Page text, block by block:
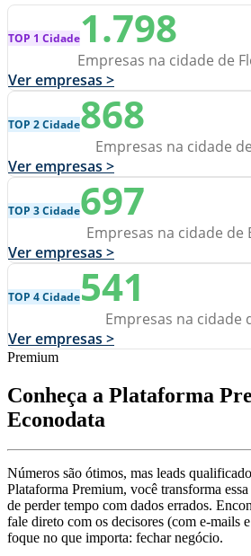
TOP 1 Cidade1.798
Empresas na cidade de
Ver empresas >
TOP 2 Cidade868
Empresas na cidade
Ver empresas >
TOP 3 Cidade697
Empresas na cidade de
Ver empresas >
TOP 4 Cidade541
Empresas na cidade
Ver empresas >
Premium
Conheça a Plataforma
Econodata
Números são ótimos, mas leads
Plataforma Premium, você transforma
de perder tempo com dados errados.
fale direto com os decisores (com e-mails
foque no que importa: fechar negócio.